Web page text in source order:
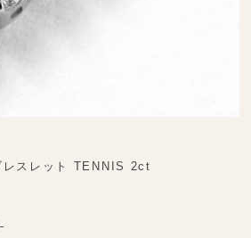
スレット TENNIS 2ct